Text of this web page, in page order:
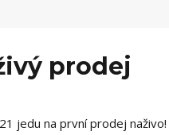
prodej
jedu na první prodej naživo!